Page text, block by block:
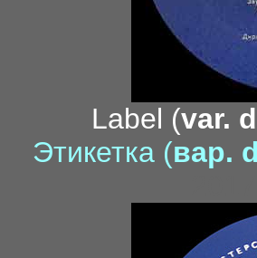
Label (var.
Этикетка (вар.